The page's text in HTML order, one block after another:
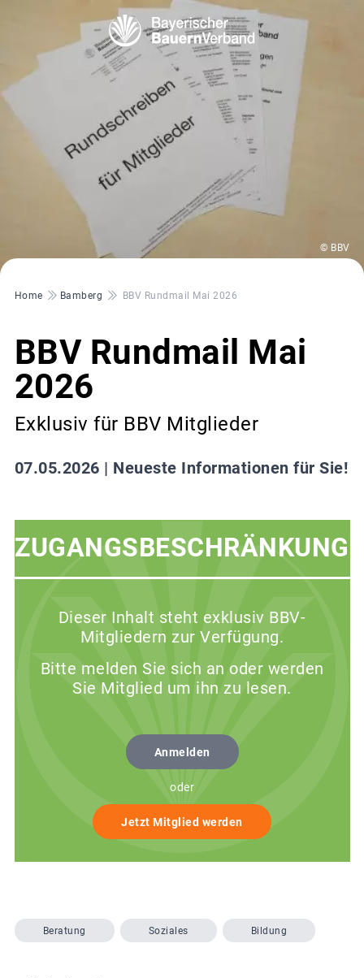
© BBV
Pfadnavigation
Home Bamberg BBV Rundmail Mai 2026
BBV Rundmail Mai
2026
Exklusiv für BBV Mitglieder
07.05.2026 | Neueste Informationen für Sie!
ZUGANGSBESCHRÄNKUNG
Dieser Inhalt steht exklusiv BBV-
Mitgliedern zur Verfügung.
Bitte melden Sie sich an oder werden
Sie Mitglied um ihn zu lesen.
Anmelden
oder
Jetzt Mitglied werden
Beratung Soziales Bildung